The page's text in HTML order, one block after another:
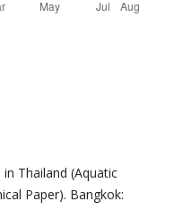
Thailand (Aquatic
Paper). Bangkok: